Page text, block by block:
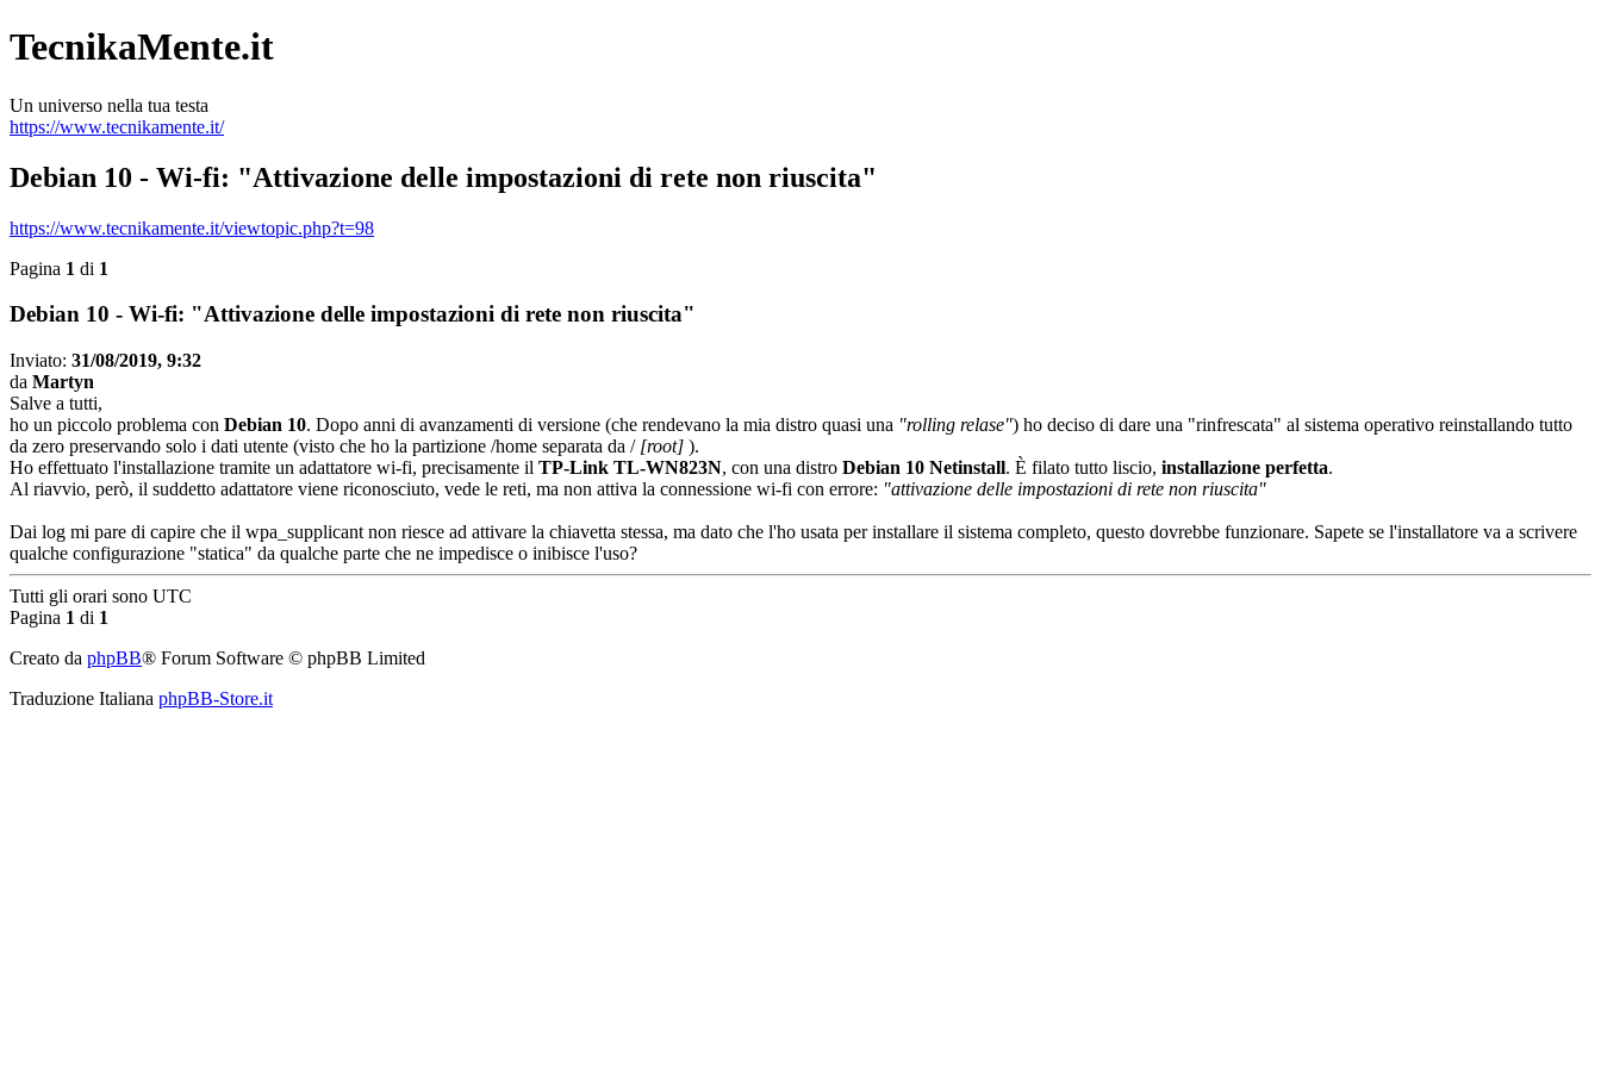
TecnikaMente.it
Un universo nella tua testa
https://www.tecnikamente.it/
Debian 10 - Wi-fi: "Attivazione delle impostazioni di rete non riuscita"
https://www.tecnikamente.it/viewtopic.php?t=98
Pagina 1 di 1
Debian 10 - Wi-fi: "Attivazione delle impostazioni di rete non riuscita"
Inviato: 31/08/2019, 9:32
da Martyn
Salve a tutti,
ho un piccolo problema con Debian 10. Dopo anni di avanzamenti di versione (che rendevano la mia distro quasi una "rolling relase") ho deciso di dare una "rinfrescata" al sistema operativo reinstallando tutto
da zero preservando solo i dati utente (visto che ho la partizione /home separata da / [root] ).
Ho effettuato l'installazione tramite un adattatore wi-fi, precisamente il TP-Link TL-WN823N, con una distro Debian 10 Netinstall. È filato tutto liscio, installazione perfetta.
Al riavvio, però, il suddetto adattatore viene riconosciuto, vede le reti, ma non attiva la connessione wi-fi con errore: "attivazione delle impostazioni di rete non riuscita"
Dai log mi pare di capire che il wpa_supplicant non riesce ad attivare la chiavetta stessa, ma dato che l'ho usata per installare il sistema completo, questo dovrebbe funzionare. Sapete se l'installatore va a scrivere
qualche configurazione "statica" da qualche parte che ne impedisce o inibisce l'uso?
Tutti gli orari sono UTC
Pagina 1 di 1
Creato da phpBB® Forum Software © phpBB Limited
Traduzione Italiana phpBB-Store.it